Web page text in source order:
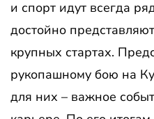
и спорт идут всегда
достойно
крупных стартах.
рукопашному бою на
для них – важное